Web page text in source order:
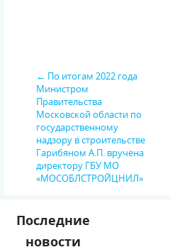
← По итогам 2022 года
Министром
Правительства
Московской области по
государственному
надзору в строительстве
Гарибяном А.П. вручена
директору ГБУ МО
«МОСОБЛСТРОЙЦНИЛ»
Последние
новости